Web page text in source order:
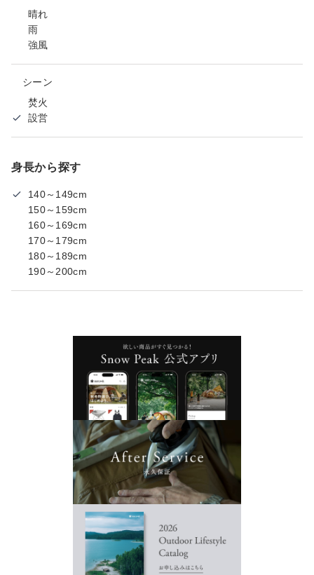
晴れ
雨
強風
シーン
焚火
設営
身長から探す
140～149cm
150～159cm
160～169cm
170～179cm
180～189cm
190～200cm